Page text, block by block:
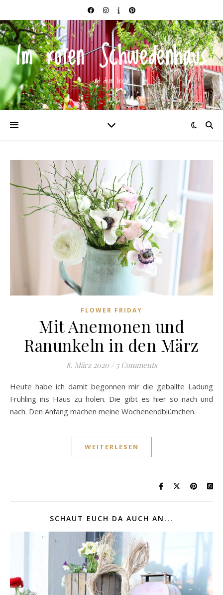
Im roten Schwedenhaus
und drum herum
FLOWER FRIDAY
Mit Anemonen und
Ranunkeln in den März
8. März 2020 / 5 Comments
Heute habe ich damit begonnen mir die geballte Ladung
Frühling ins Haus zu holen. Die gibt es hier so nach und
nach. Den Anfang machen meine Wochenendblümchen.
WEITERLESEN
SCHAUT EUCH DA AUCH AN...